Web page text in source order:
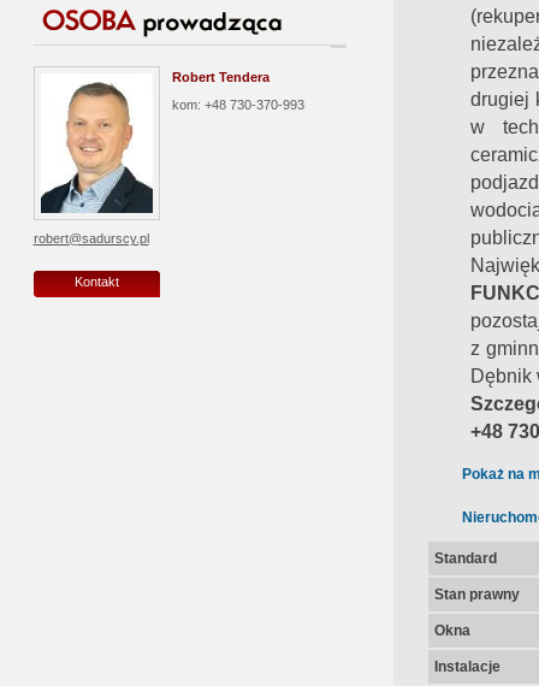
Robert Tendera
kom: +48 730-370-993
robert@sadurscy.pl
Kontakt
drugiej
w
z
Dębnik
+48
Pokaż na
Standard
Stan prawny
Okna
Instalacje